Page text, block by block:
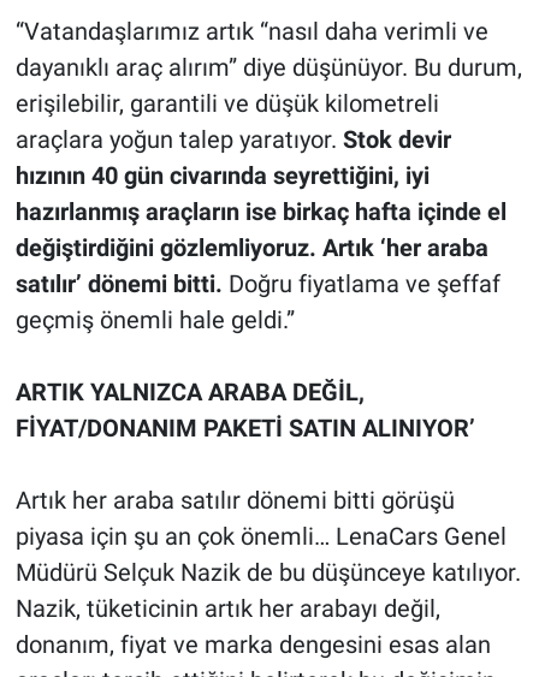
“Vatandaşlarımız artık “nasıl daha verimli ve
dayanıklı araç alırım” diye düşünüyor. Bu durum,
erişilebilir, garantili ve düşük kilometreli
araçlara yoğun talep yaratıyor. Stok devir
hızının 40 gün civarında seyrettiğini, iyi
hazırlanmış araçların ise birkaç hafta içinde el
değiştirdiğini gözlemliyoruz. Artık ‘her araba
satılır’ dönemi bitti. Doğru fiyatlama ve şeffaf
geçmiş önemli hale geldi.”
ARTIK YALNIZCA ARABA DEĞİL,
FİYAT/DONANIM PAKETİ SATIN ALINIYOR’
Artık her araba satılır dönemi bitti görüşü
piyasa için şu an çok önemli… LenaCars Genel
Müdürü Selçuk Nazik de bu düşünceye katılıyor.
Nazik, tüketicinin artık her arabayı değil,
donanım, fiyat ve marka dengesini esas alan